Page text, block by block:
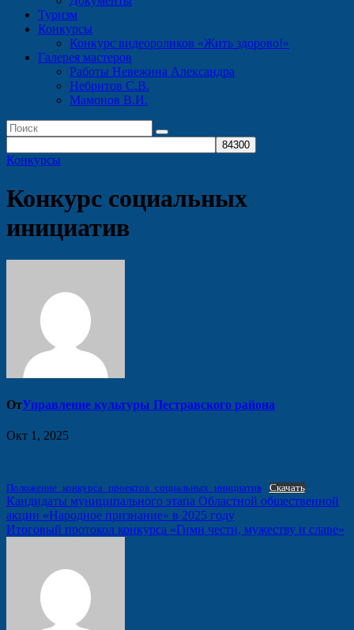
Туризм
Конкурсы
Конкурс видеороликов «Жить здорово!»
Галерея мастеров
Работы Невежина Александра
Небритов С.В.
Мамонов В.И.
Конкурсы
Конкурс социальных
инициатив
ОтУправление культуры Пестравского района
Окт 1, 2025
Положение_конкурса_проектов_социальных_инициатив Скачать
Навигация
по
Кандидаты муниципального этапа Областной общественной
акции «Народное признание» в 2025 году
Итоговый протокол конкурса «Гимн чести, мужеству и славе»